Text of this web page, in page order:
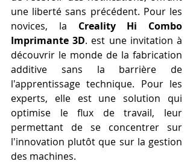
une liberté sans précédent. Pour les
novices, la Creality Hi Combo
Imprimante 3D. est une invitation à
découvrir le monde de la fabrication
additive sans la barrière de
l'apprentissage technique. Pour les
experts, elle est une solution qui
optimise le flux de travail, leur
permettant de se concentrer sur
l'innovation plutôt que sur la gestion
des machines.